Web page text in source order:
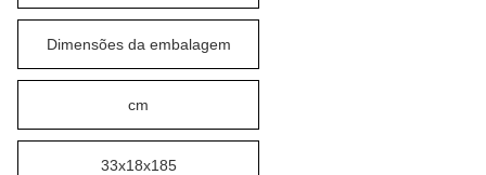
Dimensões da embalagem
cm
33x18x185